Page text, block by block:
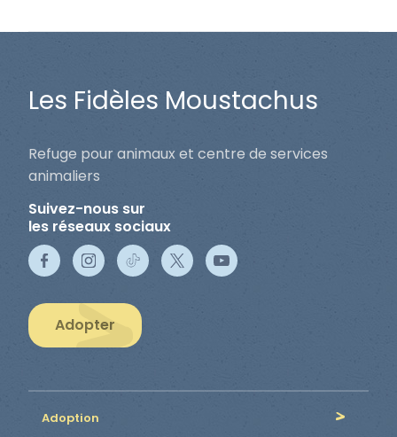
Les Fidèles Moustachus
Refuge pour animaux et centre de services
animaliers
Suivez-nous sur
les réseaux sociaux
Adopter
Adoption